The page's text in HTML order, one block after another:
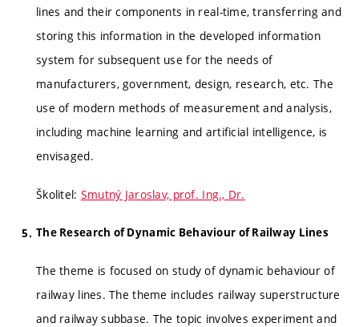
lines and their components in real-time, transferring and
storing this information in the developed information
system for subsequent use for the needs of
manufacturers, government, design, research, etc. The
use of modern methods of measurement and analysis,
including machine learning and artificial intelligence, is
envisaged.
Školitel: Smutný Jaroslav, prof. Ing., Dr.
The Research of Dynamic Behaviour of Railway Lines
The theme is focused on study of dynamic behaviour of
railway lines. The theme includes railway superstructure
and railway subbase. The topic involves experiment and